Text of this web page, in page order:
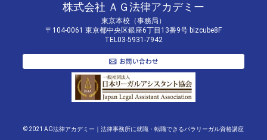
株式会社 ＡＧ法律アカデミー
東京本校（事務局）
〒104-0061 東京都中央区銀座6丁目13番9号 bizcube8F
TEL03-5931-7942
© 2021 AG法律アカデミー｜法律事務所に就職・転職できるパラリーガル資格講座